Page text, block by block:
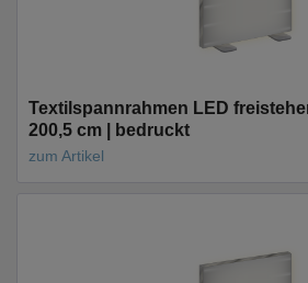
Textilspannrahmen LED
200,5 cm | bedruckt
zum Artikel